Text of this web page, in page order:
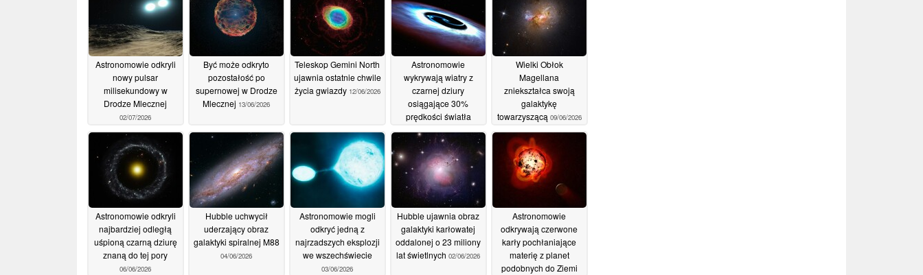
Astronomowie odkryli
nowy pulsar
milisekundowy w
Drodze Mlecznej
02/07/2026
Być może odkryto
pozostałość po
supernowej w Drodze
Mlecznej 13/06/2026
Teleskop Gemini North
ujawnia ostatnie chwile
życia gwiazdy 12/06/2026
Astronomowie
wykrywają wiatry z
czarnej dziury
osiągające 30%
prędkości światła
11/06/2026
Wielki Obłok
Magellana
zniekształca swoją
galaktykę
towarzyszącą 09/06/2026
Astronomowie odkryli
najbardziej odległą
uśpioną czarną dziurę
znaną do tej pory
06/06/2026
Hubble uchwycił
uderzający obraz
galaktyki spiralnej M88
04/06/2026
Astronomowie mogli
odkryć jedną z
najrzadszych eksplozji
we wszechświecie
03/06/2026
Hubble ujawnia obraz
galaktyki karłowatej
oddalonej o 23 miliony
lat świetlnych 02/06/2026
Astronomowie
odkrywają czerwone
karły pochłaniające
materię z planet
podobnych do Ziemi